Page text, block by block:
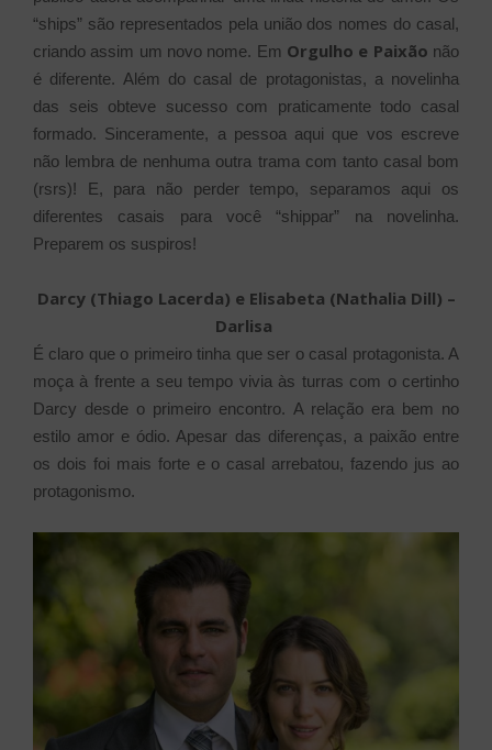
“ships” são representados pela união dos nomes do casal,
criando assim um novo nome. Em Orgulho e Paixão não
é diferente. Além do casal de protagonistas, a novelinha
das seis obteve sucesso com praticamente todo casal
formado. Sinceramente, a pessoa aqui que vos escreve
não lembra de nenhuma outra trama com tanto casal bom
(rsrs)! E, para não perder tempo, separamos aqui os
diferentes casais para você “shippar” na novelinha.
Preparem os suspiros!
Darcy (Thiago Lacerda) e Elisabeta (Nathalia Dill) –
Darlisa
É claro que o primeiro tinha que ser o casal protagonista. A
moça à frente a seu tempo vivia às turras com o certinho
Darcy desde o primeiro encontro. A relação era bem no
estilo amor e ódio. Apesar das diferenças, a paixão entre
os dois foi mais forte e o casal arrebatou, fazendo jus ao
protagonismo.